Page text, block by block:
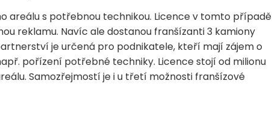
areálu s potřebnou technikou. Licence v tomto případě
reklamu. Navíc ale dostanou franšízanti 3 kamiony
je určená pro podnikatele, kteří mají zájem o
pořízení potřebné techniky. Licence stojí od milionu
Samozřejmostí je i u třetí možnosti franšízové